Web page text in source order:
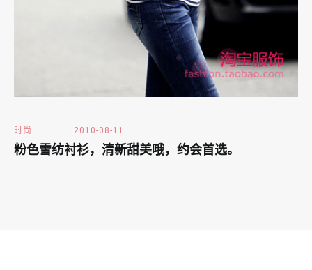
时尚 2010-08-11
粉色雪纺衬衫，清新甜美哦，约会首选。